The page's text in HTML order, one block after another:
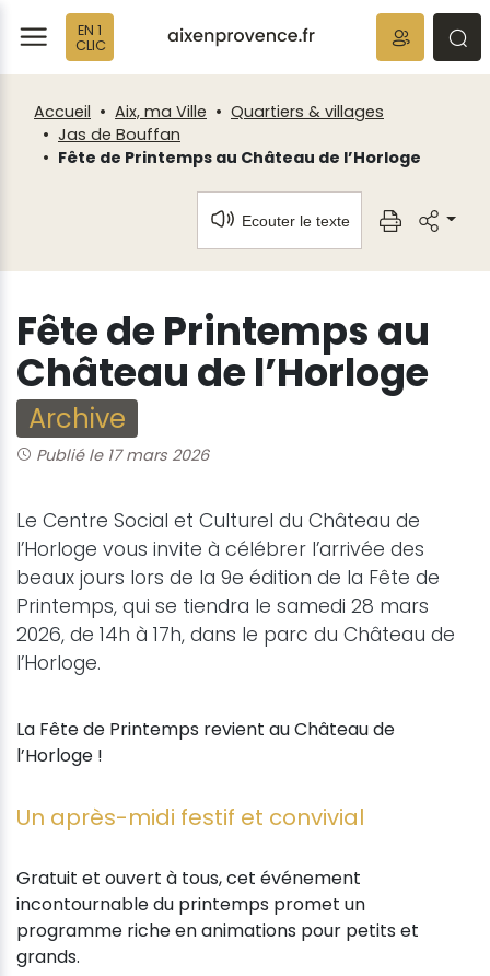
EN 1
CLIC
Accueil Aix, ma Ville
Quartiers & villages
Jas de Bouffan
Fête de Printemps au Château de l’Horloge
Ecouter le texte
Fête de Printemps au
Château de l’Horloge
Archive
Publié le 17 mars 2026
Le Centre Social et Culturel du Château de
l’Horloge vous invite à célébrer l’arrivée des
beaux jours lors de la 9e édition de la Fête de
Printemps, qui se tiendra le samedi 28 mars
2026, de 14h à 17h, dans le parc du Château de
l’Horloge.
La Fête de Printemps revient au Château de
l’Horloge !
Un après-midi festif et convivial
Gratuit et ouvert à tous, cet événement
incontournable du printemps promet un
programme riche en animations pour petits et
grands.
Fenêtre
de
chat
Panneau de gestion des cookies